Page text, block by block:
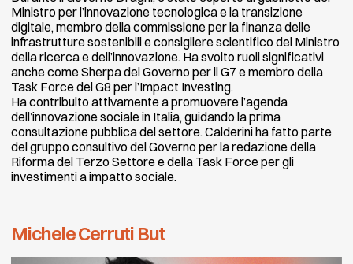
Ministro per l’innovazione tecnologica e la transizione
digitale, membro della commissione per la finanza delle
infrastrutture sostenibili e consigliere scientifico del Ministro
della ricerca e dell’innovazione. Ha svolto ruoli significativi
anche come Sherpa del Governo per il G7 e membro della
Task Force del G8 per l’Impact Investing.
Ha contribuito attivamente a promuovere l’agenda
dell’innovazione sociale in Italia, guidando la prima
consultazione pubblica del settore. Calderini ha fatto parte
del gruppo consultivo del Governo per la redazione della
Riforma del Terzo Settore e della Task Force per gli
investimenti a impatto sociale.
Michele Cerruti But